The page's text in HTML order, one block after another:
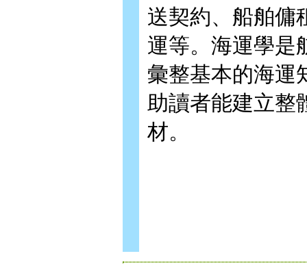
送契約、船舶傭
運等。海運學是
彙整基本的海運
助讀者能建立整
材。